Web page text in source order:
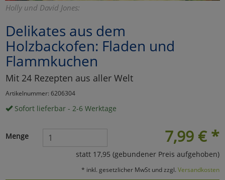
Holly und David Jones:
Delikates aus dem
Holzbackofen: Fladen und
Flammkuchen
Mit 24 Rezepten aus aller Welt
Artikelnummer: 6206304
Sofort lieferbar - 2-6 Werktage
7,99 € *
Menge
statt 17,95 (gebundener Preis aufgehoben)
* inkl. gesetzlicher MwSt und zzgl. Versandkosten
Umfragetools
Cookies
Alle Akzeptieren
Cookies
Einstellungen speichern
zurück
zu Haupptseite